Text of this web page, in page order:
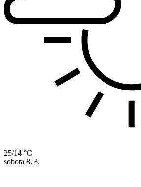
25/14 °C
sobota 8. 8.